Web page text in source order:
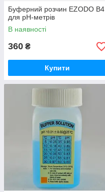
Буферний розчин EZODO B4
для pH-метрів
В наявності
360 ₴
Купити